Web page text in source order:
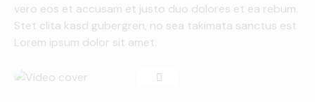
vero eos et accusam et justo duo dolores et ea rebum.
Stet clita kasd gubergren, no sea takimata sanctus est
Lorem ipsum dolor sit amet.